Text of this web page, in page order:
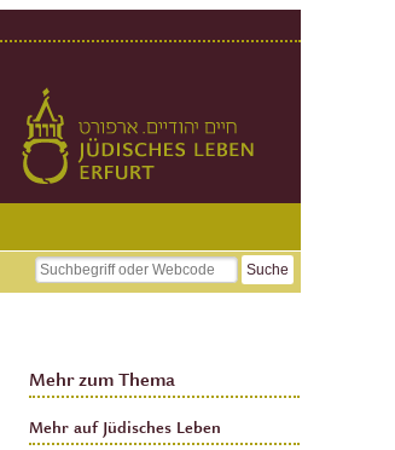
Mehr zum Thema
Mehr auf Jüdisches Leben